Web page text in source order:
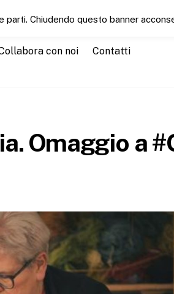
siamo Servizi CT News
con noi Contatti
Omaggio a
Chiudendo questo banner